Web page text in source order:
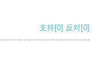
支持[0] 反对[0]